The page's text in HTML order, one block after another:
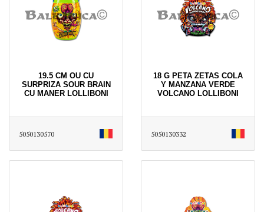
19.5 CM OU CU
SURPRIZA SOUR BRAIN
CU MANER LOLLIBONI
5050130570
18 G PETA ZETAS COLA
Y MANZANA VERDE
VOLCANO LOLLIBONI
5050130332